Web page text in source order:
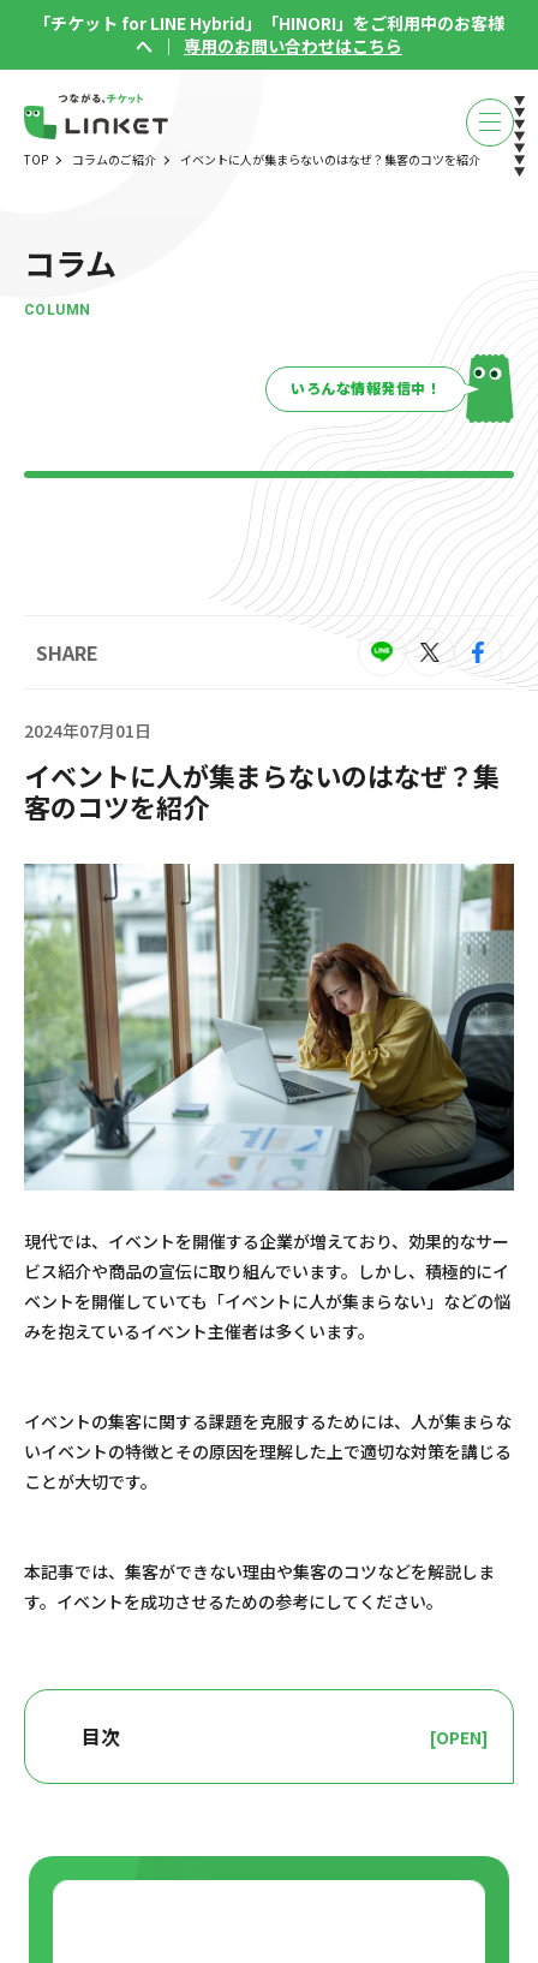
「チケット for LINE Hybrid」「HINORI」をご利用中のお客様
へ ｜ 専用のお問い合わせはこちら
TOP コラムのご紹介 イベントに人が集まらないのはなぜ？集客のコツを紹介
コラム
COLUMN
いろんな情報発信中！
SHARE
2024年07月01日
イベントに人が集まらないのはなぜ？集
客のコツを紹介
現代では、イベントを開催する企業が増えており、効果的なサー
ビス紹介や商品の宣伝に取り組んでいます。しかし、積極的にイ
ベントを開催していても「イベントに人が集まらない」などの悩
みを抱えているイベント主催者は多くいます。
イベントの集客に関する課題を克服するためには、人が集まらな
いイベントの特徴とその原因を理解した上で適切な対策を講じる
ことが大切です。
本記事では、集客ができない理由や集客のコツなどを解説しま
す。イベントを成功させるための参考にしてください。
目次 [OPEN]
イベントの魅力が足りない